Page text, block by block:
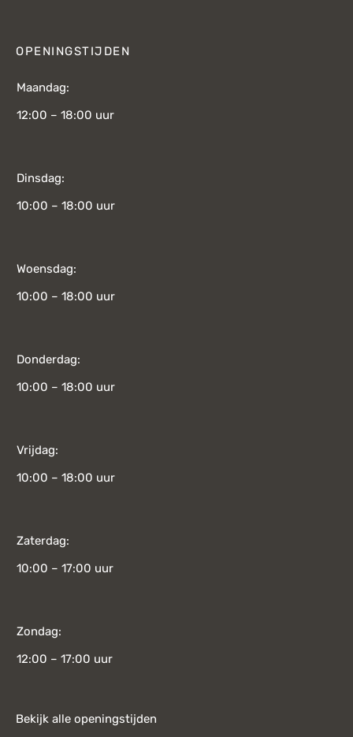
OPENINGSTIJDEN
Maandag:
12:00 – 18:00 uur
Dinsdag:
10:00 – 18:00 uur
Woensdag:
10:00 – 18:00 uur
Donderdag:
10:00 – 18:00 uur
Vrijdag:
10:00 – 18:00 uur
Zaterdag:
10:00 – 17:00 uur
Zondag:
12:00 – 17:00 uur
Bekijk alle openingstijden